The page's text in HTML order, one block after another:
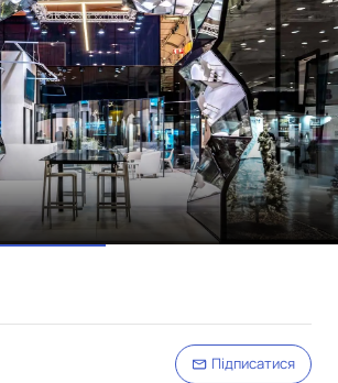
Підписатися